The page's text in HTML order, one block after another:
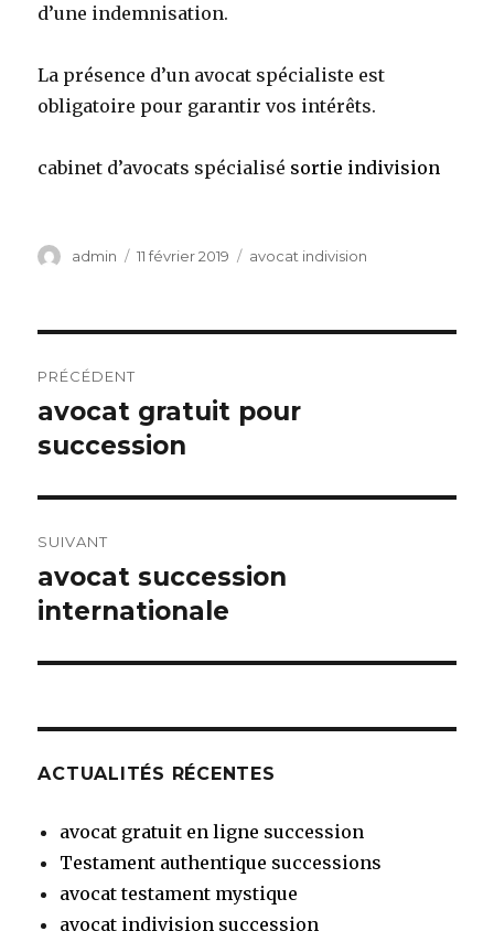
d’une indemnisation.
La présence d’un avocat spécialiste est
obligatoire pour garantir vos intérêts.
cabinet d’avocats spécialisé sortie indivision
Auteur
admin
Publié
11 février 2019 Catégories
avocat indivision
de
l’article
PRÉCÉDENT
Article
précédent :
avocat gratuit pour
succession
SUIVANT
Article
suivant :
avocat succession
internationale
ACTUALITÉS RÉCENTES
avocat gratuit en ligne succession
Testament authentique successions
avocat testament mystique
avocat indivision succession